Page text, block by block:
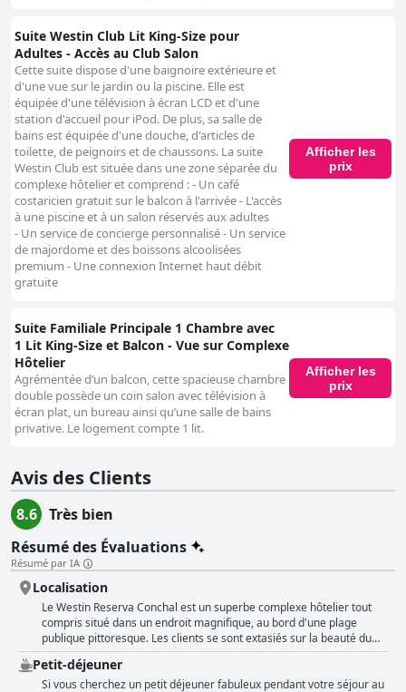
Suite Westin Club Lit King-Size pour
Adultes - Accès au Club Salon
Cette suite dispose d'une baignoire extérieure et
d'une vue sur le jardin ou la piscine. Elle est
équipée d'une télévision à écran LCD et d'une
station d'accueil pour iPod. De plus, sa salle de
bains est équipée d'une douche, d'articles de
toilette, de peignoirs et de chaussons. La suite
Westin Club est située dans une zone séparée du
complexe hôtelier et comprend : - Un café
costaricien gratuit sur le balcon à l'arrivée - L'accès
à une piscine et à un salon réservés aux adultes
- Un service de concierge personnalisé - Un service
de majordome et des boissons alcoolisées
premium - Une connexion Internet haut débit
gratuite
Afficher les
prix
Suite Familiale Principale 1 Chambre avec
1 Lit King-Size et Balcon - Vue sur Complexe
Hôtelier
Agrémentée d’un balcon, cette spacieuse chambre
double possède un coin salon avec télévision à
écran plat, un bureau ainsi qu’une salle de bains
privative. Le logement compte 1 lit.
Afficher les
prix
Avis des Clients
8.6
Très bien
Résumé des Évaluations
Résumé par IA
Localisation
Le Westin Reserva Conchal est un superbe complexe hôtelier tout
compris situé dans un endroit magnifique, au bord d'une plage
publique pittoresque. Les clients se sont extasiés sur la beauté du
terrain luxuriant et sur l'environnement naturel époustouflant, avec
une végétation abondante et des animaux sauvages situés juste à
côté du complexe. De nombreux clients ont apprécié l'accès facile à
Petit-déjeuner
Si vous cherchez un petit déjeuner fabuleux pendant votre séjour au